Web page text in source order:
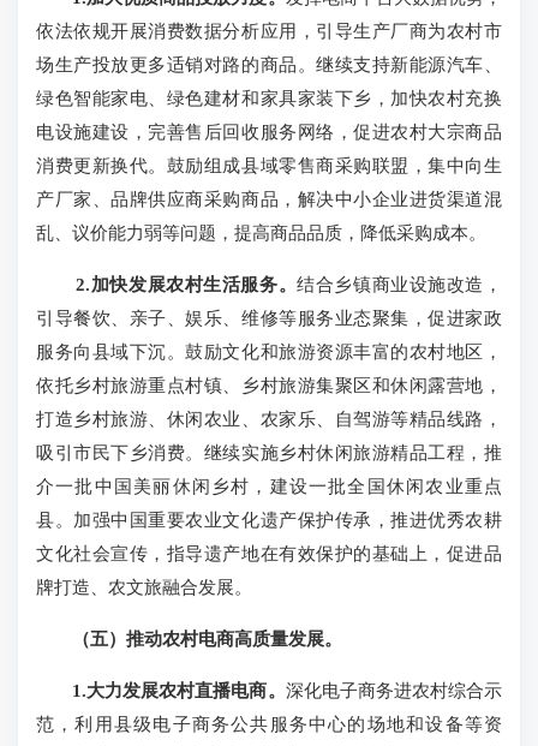
依法依规开展消费数据分析应用，引导生产厂商为农村市
场生产投放更多适销对路的商品。继续支持新能源汽车、
绿色智能家电、绿色建材和家具家装下乡，加快农村充换
电设施建设，完善售后回收服务网络，促进农村大宗商品
消费更新换代。鼓励组成县域零售商采购联盟，集中向生
产厂家、品牌供应商采购商品，解决中小企业进货渠道混
乱、议价能力弱等问题，提高商品品质，降低采购成本。
2.加快发展农村生活服务。结合乡镇商业设施改造，
引导餐饮、亲子、娱乐、维修等服务业态聚集，促进家政
服务向县域下沉。鼓励文化和旅游资源丰富的农村地区，
依托乡村旅游重点村镇、乡村旅游集聚区和休闲露营地，
打造乡村旅游、休闲农业、农家乐、自驾游等精品线路，
吸引市民下乡消费。继续实施乡村休闲旅游精品工程，推
介一批中国美丽休闲乡村，建设一批全国休闲农业重点
县。加强中国重要农业文化遗产保护传承，推进优秀农耕
文化社会宣传，指导遗产地在有效保护的基础上，促进品
牌打造、农文旅融合发展。
（五）推动农村电商高质量发展。
1.大力发展农村直播电商。 深化电子商务进农村综合示
范，利用县级电子商务公共服务中心的场地和设备等资